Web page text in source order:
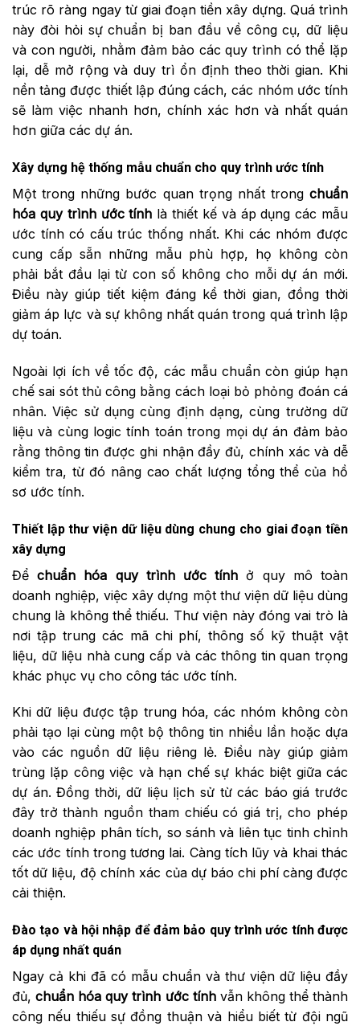
trúc rõ ràng ngay từ giai đoạn tiền xây dựng. Quá trình
này đòi hỏi sự chuẩn bị ban đầu về công cụ, dữ liệu
và con người, nhằm đảm bảo các quy trình có thể lặp
lại, dễ mở rộng và duy trì ổn định theo thời gian. Khi
nền tảng được thiết lập đúng cách, các nhóm ước tính
sẽ làm việc nhanh hơn, chính xác hơn và nhất quán
hơn giữa các dự án.
Xây dựng hệ thống mẫu chuẩn cho quy trình ước tính
Một trong những bước quan trọng nhất trong chuẩn
hóa quy trình ước tính là thiết kế và áp dụng các mẫu
ước tính có cấu trúc thống nhất. Khi các nhóm được
cung cấp sẵn những mẫu phù hợp, họ không còn
phải bắt đầu lại từ con số không cho mỗi dự án mới.
Điều này giúp tiết kiệm đáng kể thời gian, đồng thời
giảm áp lực và sự không nhất quán trong quá trình lập
dự toán.
Ngoài lợi ích về tốc độ, các mẫu chuẩn còn giúp hạn
chế sai sót thủ công bằng cách loại bỏ phỏng đoán cá
nhân. Việc sử dụng cùng định dạng, cùng trường dữ
liệu và cùng logic tính toán trong mọi dự án đảm bảo
rằng thông tin được ghi nhận đầy đủ, chính xác và dễ
kiểm tra, từ đó nâng cao chất lượng tổng thể của hồ
sơ ước tính.
Thiết lập thư viện dữ liệu dùng chung cho giai đoạn tiền
xây dựng
Đểchuẩn hóa quy trình ước tính ở quy mô toàn
doanh nghiệp, việc xây dựng một thư viện dữ liệu dùng
chung là không thể thiếu. Thư viện này đóng vai trò là
nơi tập trung các mã chi phí, thông số kỹ thuật vật
liệu, dữ liệu nhà cung cấp và các thông tin quan trọng
khác phục vụ cho công tác ước tính.
Khi dữ liệu được tập trung hóa, các nhóm không còn
phải tạo lại cùng một bộ thông tin nhiều lần hoặc dựa
vào các nguồn dữ liệu riêng lẻ. Điều này giúp giảm
trùng lặp công việc và hạn chế sự khác biệt giữa các
dự án. Đồng thời, dữ liệu lịch sử từ các báo giá trước
đây trở thành nguồn tham chiếu có giá trị, cho phép
doanh nghiệp phân tích, so sánh và liên tục tinh chỉnh
các ước tính trong tương lai. Càng tích lũy và khai thác
tốt dữ liệu, độ chính xác của dự báo chi phí càng được
cải thiện.
Đào tạo và hội nhập để đảm bảo quy trình ước tính được
áp dụng nhất quán
Ngay cả khi đã có mẫu chuẩn và thư viện dữ liệu đầy
đủ,chuẩn hóa quy trình ước tínhvẫn không thể thành
công nếu thiếu sự đồng thuận và hiểu biết từ đội ngũ